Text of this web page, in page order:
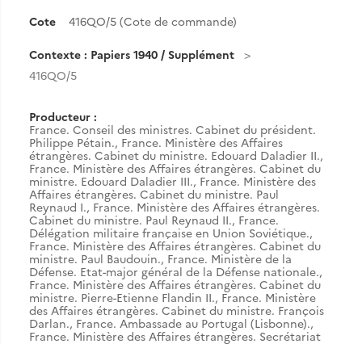
Cote 416QO/5 (Cote de commande)
Contexte : Papiers 1940 / Supplément
416QO/5
Producteur :
France. Conseil des ministres. Cabinet du président.
Philippe Pétain., France. Ministère des Affaires
étrangères. Cabinet du ministre. Edouard Daladier II.,
France. Ministère des Affaires étrangères. Cabinet du
ministre. Edouard Daladier III., France. Ministère des
Affaires étrangères. Cabinet du ministre. Paul
Reynaud I., France. Ministère des Affaires étrangères.
Cabinet du ministre. Paul Reynaud II., France.
Délégation militaire française en Union Soviétique.,
France. Ministère des Affaires étrangères. Cabinet du
ministre. Paul Baudouin., France. Ministère de la
Défense. Etat-major général de la Défense nationale.,
France. Ministère des Affaires étrangères. Cabinet du
ministre. Pierre-Etienne Flandin II., France. Ministère
des Affaires étrangères. Cabinet du ministre. François
Darlan., France. Ambassade au Portugal (Lisbonne).,
France. Ministère des Affaires étrangères. Secrétariat